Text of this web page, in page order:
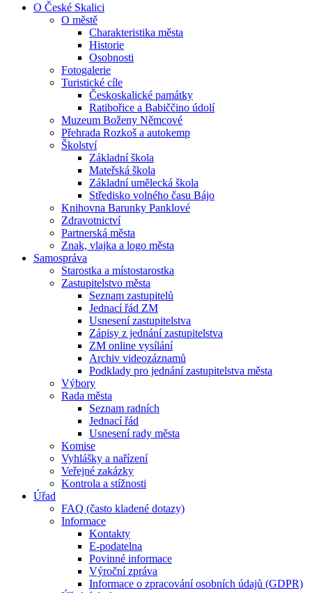
O České Skalici
O městě
Charakteristika města
Historie
Osobnosti
Fotogalerie
Turistické cíle
Českoskalické památky
Ratibořice a Babiččino údolí
Muzeum Boženy Němcové
Přehrada Rozkoš a autokemp
Školství
Základní škola
Mateřská škola
Základní umělecká škola
Středisko volného času Bájo
Knihovna Barunky Panklové
Zdravotnictví
Partnerská města
Znak, vlajka a logo města
Samospráva
Starostka a místostarostka
Zastupitelstvo města
Seznam zastupitelů
Jednací řád ZM
Usnesení zastupitelstva
Zápisy z jednání zastupitelstva
ZM online vysílání
Archiv videozáznamů
Podklady pro jednání zastupitelstva města
Výbory
Rada města
Seznam radních
Jednací řád
Usnesení rady města
Komise
Vyhlášky a nařízení
Veřejné zakázky
Kontrola a stížnosti
Úřad
FAQ (často kladené dotazy)
Informace
Kontakty
E-podatelna
Povinné informace
Výroční zpráva
Informace o zpracování osobních údajů (GDPR)